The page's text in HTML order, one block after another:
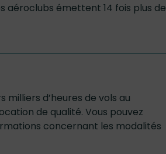
aéroclubs émettent 14 fois plus de
d’heures de vols au
de qualité. Vous pouvez
concernant les modalités